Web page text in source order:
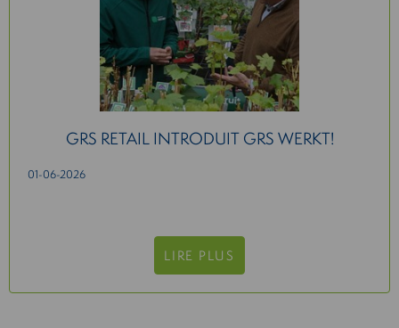
GRS RETAIL INTRODUIT GRS WERKT!
01-06-2026
LIRE PLUS